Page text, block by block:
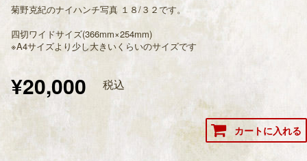
菊野克紀のナイハンチ写真 １８/３２です。
四切ワイドサイズ(366mm×254mm)
※A4サイズより少し大きいくらいのサイズです
¥20,000 税込
カートに入れる